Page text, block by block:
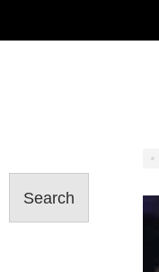
Search